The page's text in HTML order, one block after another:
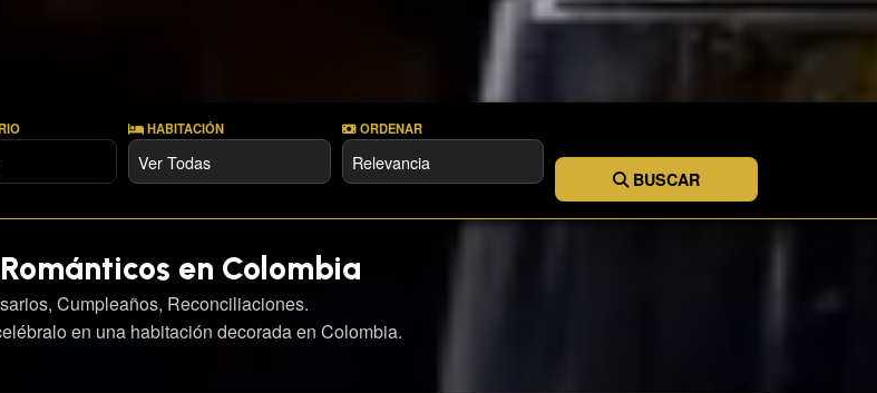
HABITACIÓN ORDENAR
BUSCAR
en Colombia
Cumpleaños, Reconciliaciones.
en una habitación decorada en Colombia.